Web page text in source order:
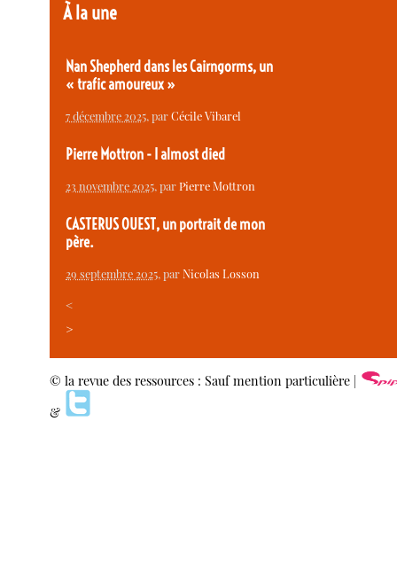
À la une
Nan Shepherd dans les Cairngorms, un
« trafic amoureux »
7 décembre 2025, parCécile Vibarel
Pierre Mottron - I almost died
23 novembre 2025, parPierre Mottron
CASTERUS OUEST, un portrait de mon
père.
29 septembre 2025, parNicolas Losson
<
>
© la revue des ressources : Sauf mention particulière |
&